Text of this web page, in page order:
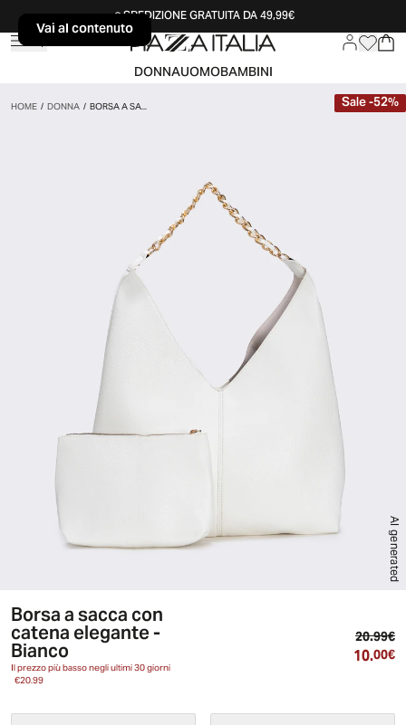
Vai al contenutoSPEDIZIONE GRATUITA DA 49,99€
DONNAUOMOBAMBINI
HOME/DONNA/BORSA A SA...
AI generated
Sale-52%
Borsa a sacca con
catena elegante -
Bianco
Il prezzo più basso negli ultimi 30 giorni
€20.99
20.99€
10.00€
Vai al contenuto